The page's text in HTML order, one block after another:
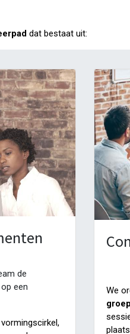
dat bestaat uit:
de
een
We
groep